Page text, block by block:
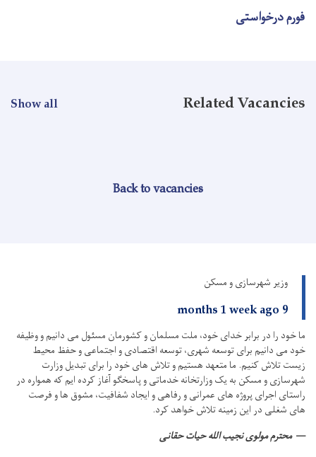
فورم درخواستی
Related Vacancies
Show all
Back to vacancies
وزیر شهرسازی و مسکن
9 months 1 week ago
ما خود را در برابر خدای خود، ملت مسلمان و کشورمان مسئول می دانیم و وظیفه
خود می دانیم برای توسعه شهری، توسعه اقتصادی و اجتماعی و حفظ محیط
زیست تلاش کنیم. ما متعهد هستیم و تلاش های خود را برای تبدیل وزارت
شهرسازی و مسکن به یک وزارتخانه خدماتی و پاسخگو آغاز کرده ایم که همواره در
راستای اجرای پروژه های عمرانی و رفاهی و ایجاد شفافیت، مشوق ها و فرصت
های شغلی در این زمینه تلاش خواهد کرد.
محترم مولوی نجیب الله حیات حقانی